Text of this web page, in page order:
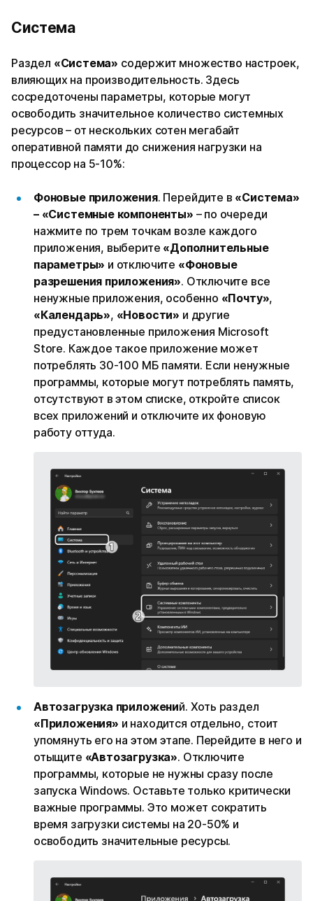
Система
Раздел «Система» содержит множество настроек,
влияющих на производительность. Здесь
сосредоточены параметры, которые могут
освободить значительное количество системных
ресурсов – от нескольких сотен мегабайт
оперативной памяти до снижения нагрузки на
процессор на 5-10%:
Фоновые приложения. Перейдите в «Система»
– «Системные компоненты» – по очереди
нажмите по трем точкам возле каждого
приложения, выберите «Дополнительные
параметры» и отключите «Фоновые
разрешения приложения». Отключите все
ненужные приложения, особенно «Почту»,
«Календарь», «Новости» и другие
предустановленные приложения Microsoft
Store. Каждое такое приложение может
потреблять 30-100 МБ памяти. Если ненужные
программы, которые могут потреблять память,
отсутствуют в этом списке, откройте список
всех приложений и отключите их фоновую
работу оттуда.
Автозагрузка приложений. Хоть раздел
«Приложения» и находится отдельно, стоит
упомянуть его на этом этапе. Перейдите в него и
отыщите «Автозагрузка». Отключите
программы, которые не нужны сразу после
запуска Windows. Оставьте только критически
важные программы. Это может сократить
время загрузки системы на 20-50% и
освободить значительные ресурсы.